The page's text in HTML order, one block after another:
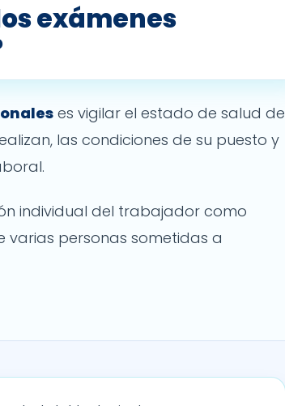
exámenes
es vigilar el estado de salud de
las condiciones de su puesto y
individual del trabajador como
personas sometidas a